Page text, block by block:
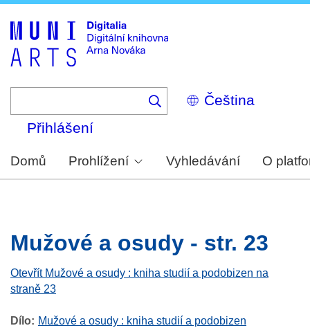
Select
your
Přihlášení
Domů Prohlížení Vyhledávání O
Mužové a osudy - str. 23
Otevřít Mužové a osudy : kniha studií a podobizen na
straně 23
Dílo
Mužové a osudy : kniha studií a podobizen